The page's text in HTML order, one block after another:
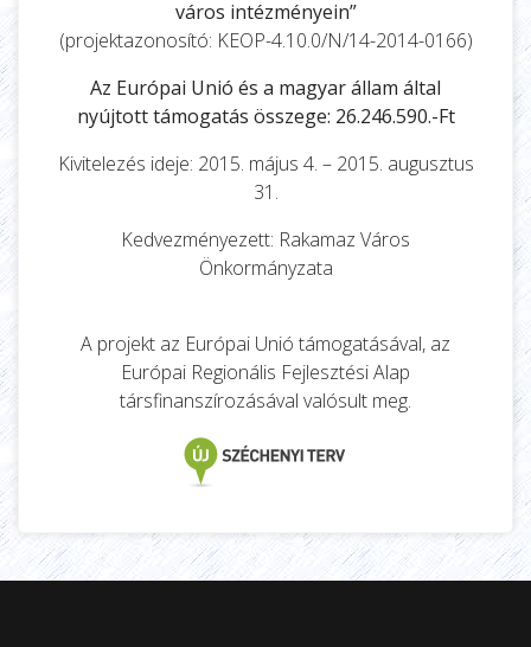
város intézményein”
(projektazonosító: KEOP-4.10.0/N/14-2014-0166)
Az Európai Unió és a magyar állam által
nyújtott támogatás összege: 26.246.590.-Ft
Kivitelezés ideje: 2015. május 4. – 2015. augusztus
31.
Kedvezményezett: Rakamaz Város
Önkormányzata
A projekt az Európai Unió támogatásával, az
Európai Regionális Fejlesztési Alap
társfinanszírozásával valósult meg.